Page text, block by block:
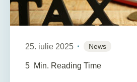
25. iulie 2025 News
5 Min. Reading Time